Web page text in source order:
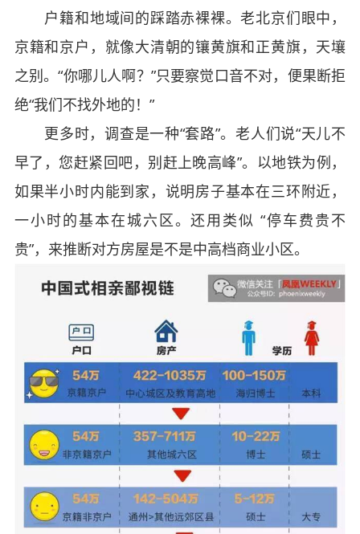
户籍和地域间的踩踏赤裸裸。老北京们眼中，
京籍和京户，就像大清朝的镶黄旗和正黄旗，天壤
之别。“你哪儿人啊？”只要察觉口音不对，便果断拒
绝“我们不找外地的！”
更多时，调查是一种“套路”。老人们说“天儿不
早了，您赶紧回吧，别赶上晚高峰”。以地铁为例，
如果半小时内能到家，说明房子基本在三环附近，
一小时的基本在城六区。还用类似 “停车费贵不
贵”，来推断对方房屋是不是中高档商业小区。